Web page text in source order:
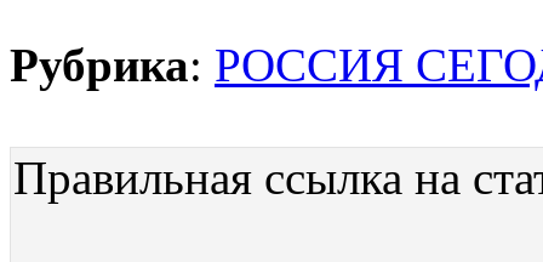
Рубрика: РОССИЯ
Правильная ссылка на